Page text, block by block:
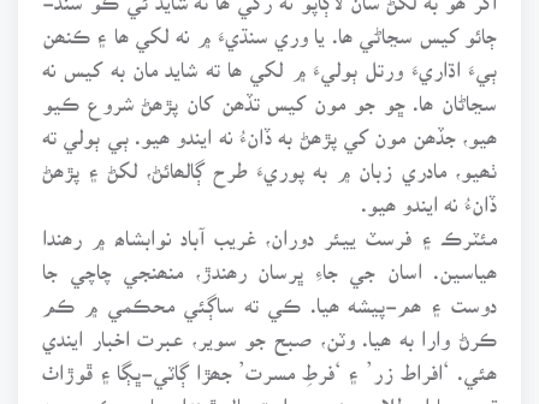
ڄائو کيس سڃاڻي ھا. يا وري سنڌيءَ ۾ نه لکي ھا ۽ ڪنھن
ٻيءَ اڌاريءَ ورتل ٻوليءَ ۾ لکي ھا ته شايد مان به کيس نه
سڃاڻان ھا. ڇو جو مون کيس تڏھن کان پڙھڻ شروع ڪيو
ھيو، جڏھن مون کي پڙھڻ به ڏانءُ نه ايندو ھيو. ٻي ٻولي ته
ٺھيو، مادري زبان ۾ به پوريءَ طرح ڳالھائڻ، لکڻ ۽ پڙھڻ
ڏانءُ نه ايندو ھيو.
مئٽرڪ ۽ فرسٽ ييئر دوران، غريب آباد نوابشاھ ۾ رھندا
ھياسين. اسان جي جاءِ ڀرسان رھندڙ، منھنجي چاچي جا
دوست ۽ ھم-پيشه ھيا. ڪي ته ساڳئي محڪمي ۾ ڪم
ڪرڻ وارا به ھيا. وٽن، صبح جو سوير، عبرت اخبار ايندي
ھئي. ‘افراط زر’ ۽ ‘فرطِ مسرت’ جھڙا ڳاٽي-ڀڳا ۽ ڦوڙاٺ
قسم جا اصطلاح، منجھس استعمال ٿيندا ھيا، جيڪي مون